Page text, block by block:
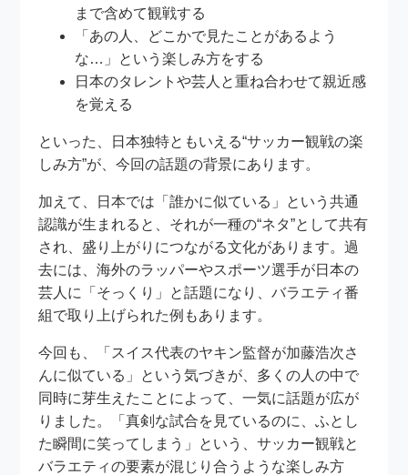
まで含めて観戦する
「あの人、どこかで見たことがあるよう
な…」という楽しみ方をする
日本のタレントや芸人と重ね合わせて親近感
を覚える
といった、日本独特ともいえる“サッカー観戦の楽
しみ方”が、今回の話題の背景にあります。
加えて、日本では「誰かに似ている」という共通
認識が生まれると、それが一種の“ネタ”として共有
され、盛り上がりにつながる文化があります。過
去には、海外のラッパーやスポーツ選手が日本の
芸人に「そっくり」と話題になり、バラエティ番
組で取り上げられた例もあります。
今回も、「スイス代表のヤキン監督が加藤浩次さ
んに似ている」という気づきが、多くの人の中で
同時に芽生えたことによって、一気に話題が広が
りました。「真剣な試合を見ているのに、ふとし
た瞬間に笑ってしまう」という、サッカー観戦と
バラエティの要素が混じり合うような楽しみ方